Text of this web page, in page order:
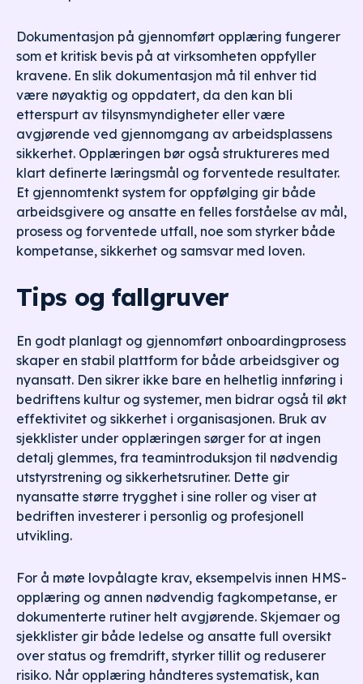
Dokumentasjon på gjennomført opplæring fungerer
som et kritisk bevis på at virksomheten oppfyller
kravene. En slik dokumentasjon må til enhver tid
være nøyaktig og oppdatert, da den kan bli
etterspurt av tilsynsmyndigheter eller være
avgjørende ved gjennomgang av arbeidsplassens
sikkerhet. Opplæringen bør også struktureres med
klart definerte læringsmål og forventede resultater.
Et gjennomtenkt system for oppfølging gir både
arbeidsgivere og ansatte en felles forståelse av mål,
prosess og forventede utfall, noe som styrker både
kompetanse, sikkerhet og samsvar med loven.
Tips og fallgruver
En godt planlagt og gjennomført onboardingprosess
skaper en stabil plattform for både arbeidsgiver og
nyansatt. Den sikrer ikke bare en helhetlig innføring i
bedriftens kultur og systemer, men bidrar også til økt
effektivitet og sikkerhet i organisasjonen. Bruk av
sjekklister under opplæringen sørger for at ingen
detalj glemmes, fra teamintroduksjon til nødvendig
utstyrstrening og sikkerhetsrutiner. Dette gir
nyansatte større trygghet i sine roller og viser at
bedriften investerer i personlig og profesjonell
utvikling.
For å møte lovpålagte krav, eksempelvis innen HMS-
opplæring og annen nødvendig fagkompetanse, er
dokumenterte rutiner helt avgjørende. Skjemaer og
sjekklister gir både ledelse og ansatte full oversikt
over status og fremdrift, styrker tillit og reduserer
risiko. Når opplæring håndteres systematisk, kan